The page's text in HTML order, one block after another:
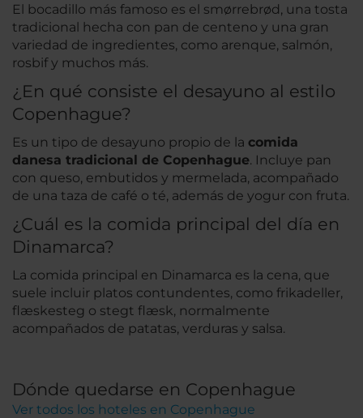
El bocadillo más famoso es el smørrebrød, una tosta
tradicional hecha con pan de centeno y una gran
variedad de ingredientes, como arenque, salmón,
rosbif y muchos más.
¿En qué consiste el desayuno al estilo
Copenhague?
Es un tipo de desayuno propio de la comida
danesa tradicional de Copenhague. Incluye pan
con queso, embutidos y mermelada, acompañado
de una taza de café o té, además de yogur con fruta.
¿Cuál es la comida principal del día en
Dinamarca?
La comida principal en Dinamarca es la cena, que
suele incluir platos contundentes, como frikadeller,
flæskesteg o stegt flæsk, normalmente
acompañados de patatas, verduras y salsa.
Dónde quedarse en Copenhague
Ver todos los hoteles en Copenhague